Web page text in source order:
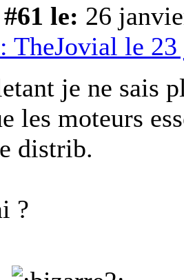
le: 26
TheJovial le
je ne sais
les moteurs
distrib.
?